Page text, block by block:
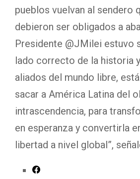
pueblos vuelvan al sendero
debieron ser obligados a
Presidente @JMilei estuvo
lado correcto de la historia
aliados del mundo libre,
sacar a América Latina del
intrascendencia, para
en esperanza y convertirla
libertad a nivel global”,